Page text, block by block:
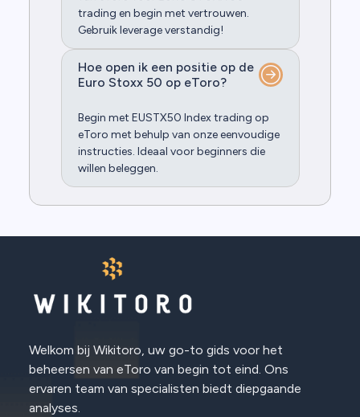
trading en begin met vertrouwen.
Gebruik leverage verstandig!
Hoe open ik een positie op de
Euro Stoxx 50 op eToro?
Begin met EUSTX50 Index trading op
eToro met behulp van onze eenvoudige
instructies. Ideaal voor beginners die
willen beleggen.
Welkom bij Wikitoro, uw go-to gids voor het
beheersen van eToro van begin tot eind. Ons
ervaren team van specialisten biedt diepgaande
analyses.